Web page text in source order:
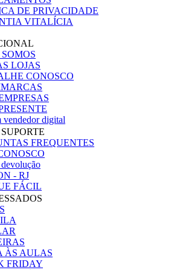
DE PRIVACIDADE
VITALÍCIA
LOJAS
CONOSCO
vendedor digital
FREQUENTES
- RJ
FÁCIL
ÀS AULAS
FRIDAY